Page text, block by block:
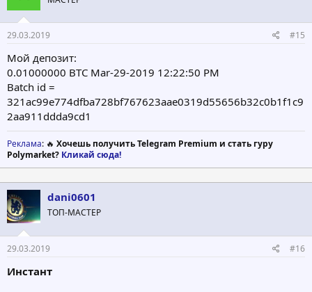
29.03.2019 #15
Мой депозит:
0.01000000 BTC Mar-29-2019 12:22:50 PM
Batch id =
321ac99e774dfba728bf767623aae0319d55656b32c0b1f1c9
2aa911ddda9cd1
Реклама: 🔥 Хочешь получить Telegram Premium и стать гуру
Polymarket? Кликай сюда!
dani0601
ТОП-МАСТЕР
29.03.2019 #16
Инстант